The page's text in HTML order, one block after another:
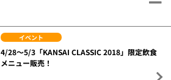
イベント
4/28～5/3「KANSAI CLASSIC 2018」限定飲食
メニュー販売！